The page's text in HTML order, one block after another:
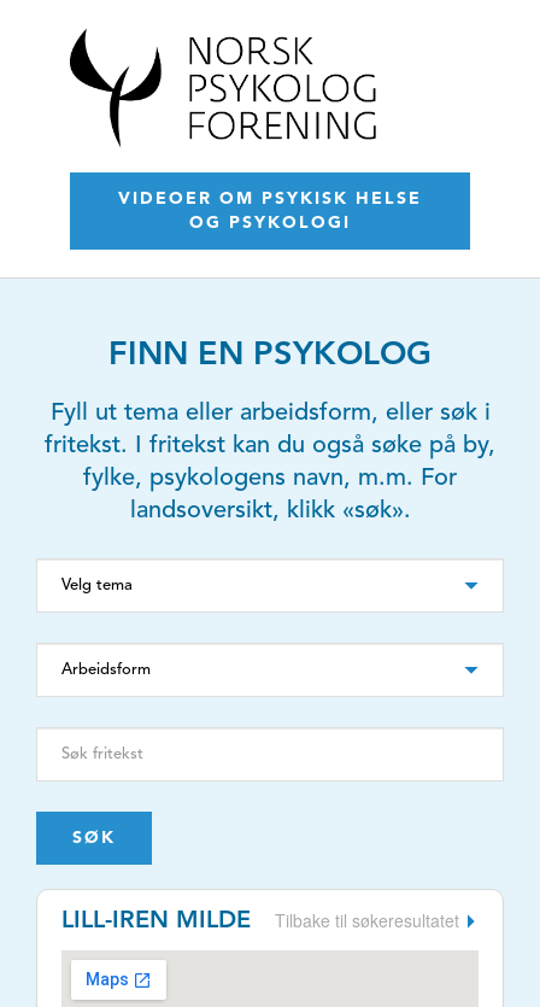
VIDEOER OM PSYKISK HELSE
OG PSYKOLOGI
FINN EN PSYKOLOG
Fyll ut tema eller arbeidsform, eller søk i
fritekst. I fritekst kan du også søke på by,
fylke, psykologens navn, m.m. For
landsoversikt, klikk «søk».
SØK
LILL-IREN MILDE Tilbake til søkeresultatet